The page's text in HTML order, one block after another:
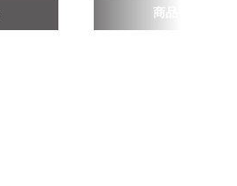
商品を選ぶ